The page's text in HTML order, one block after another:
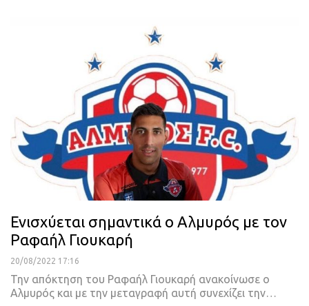
Ενισχύεται σημαντικά ο Αλμυρός με τον
Ραφαήλ Γιουκαρή
20/08/2022 17:16
Την απόκτηση του Ραφαήλ Γιουκαρή ανακοίνωσε ο
Αλμυρός και με την μεταγραφή αυτή συνεχίζει την…